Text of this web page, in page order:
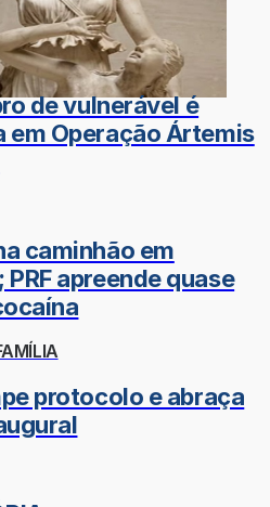
de vulnerável é
em Operação Ártemis
caminhão em
apreende quase
protocolo e abraça